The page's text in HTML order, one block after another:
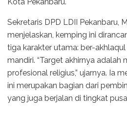
Sekretaris DPD LDII Pekanbaru,
menjelaskan, kemping ini
tiga karakter utama: ber-
mandiri. “Target akhirnya adalah
profesional religius,” ujarnya. Ia
ini merupakan bagian dari
yang juga berjalan di tingkat